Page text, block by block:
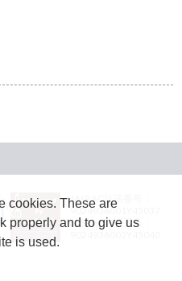
JASRAC許諾番号：
9024936001Y45037
JASRAC許諾番号：
cookies. These are
properly and to give us
is used.